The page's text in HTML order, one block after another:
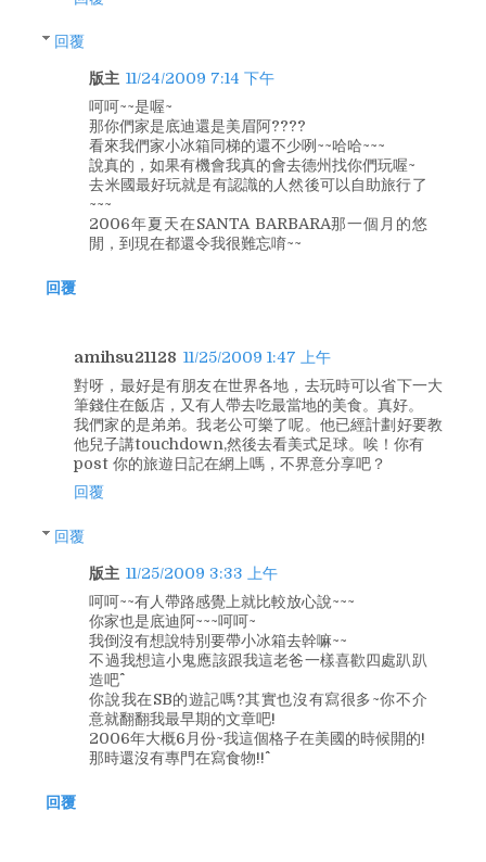
回覆
版主 11/24/2009 7:14 下午
呵呵~~是喔~
那你們家是底迪還是美眉阿????
看來我們家小冰箱同梯的還不少咧~~哈哈~~~
說真的，如果有機會我真的會去德州找你們玩喔~
去米國最好玩就是有認識的人然後可以自助旅行了
~~~
2006年夏天在SANTA BARBARA那一個月的悠
閒，到現在都還令我很難忘唷~~
回覆
amihsu21128 11/25/2009 1:47 上午
對呀，最好是有朋友在世界各地，去玩時可以省下一大
筆錢住在飯店，又有人帶去吃最當地的美食。真好。
我們家的是弟弟。我老公可樂了呢。他已經計劃好要教
他兒子講touchdown,然後去看美式足球。唉！你有
post 你的旅遊日記在網上嗎，不界意分享吧？
回覆
回覆
版主 11/25/2009 3:33 上午
呵呵~~有人帶路感覺上就比較放心說~~~
你家也是底迪阿~~~呵呵~
我倒沒有想說特別要帶小冰箱去幹嘛~~
不過我想這小鬼應該跟我這老爸一樣喜歡四處趴趴
造吧^^
你說我在SB的遊記嗎?其實也沒有寫很多~你不介
意就翻翻我最早期的文章吧!
2006年大概6月份~我這個格子在美國的時候開的!
那時還沒有專門在寫食物!!^^
回覆